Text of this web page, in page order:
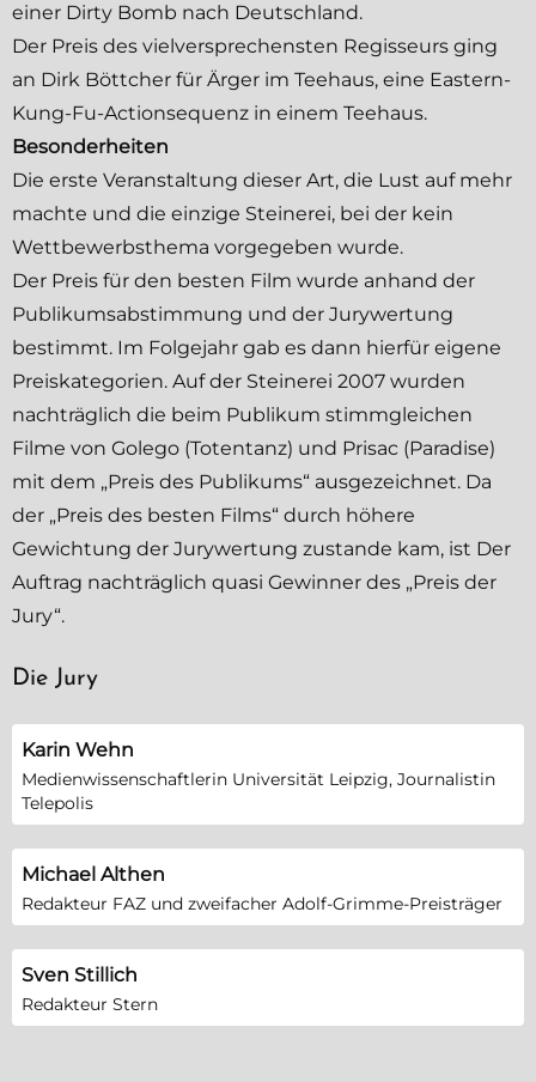
einer Dirty Bomb nach Deutschland.
Der Preis des vielversprechensten Regisseurs ging
an Dirk Böttcher für Ärger im Teehaus, eine Eastern-
Kung-Fu-Actionsequenz in einem Teehaus.
Besonderheiten
Die erste Veranstaltung dieser Art, die Lust auf mehr
machte und die einzige Steinerei, bei der kein
Wettbewerbsthema vorgegeben wurde.
Der Preis für den besten Film wurde anhand der
Publikumsabstimmung und der Jurywertung
bestimmt. Im Folgejahr gab es dann hierfür eigene
Preiskategorien. Auf der Steinerei 2007 wurden
nachträglich die beim Publikum stimmgleichen
Filme von Golego (Totentanz) und Prisac (Paradise)
mit dem „Preis des Publikums“ ausgezeichnet. Da
der „Preis des besten Films“ durch höhere
Gewichtung der Jurywertung zustande kam, ist Der
Auftrag nachträglich quasi Gewinner des „Preis der
Jury“.
Die Jury
Karin Wehn
Medienwissenschaftlerin Universität Leipzig, Journalistin
Telepolis
Michael Althen
Redakteur FAZ und zweifacher Adolf-Grimme-Preisträger
Sven Stillich
Redakteur Stern